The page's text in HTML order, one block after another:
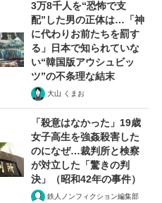
氏（91...
3万8千人を“恐怖で支
配”した男の正体は…「神
に代わりお前たちを罰す
る」日本で知られていな
い“韓国版アウシュビッ
ツ”の不条理な結末
大山 くまお
「殺意はなかった」19歳
女子高生を強姦殺害した
のになぜ…裁判所と検察
が対立した「驚きの判
決」（昭和42年の事件）
鉄人ノンフィクション編集部